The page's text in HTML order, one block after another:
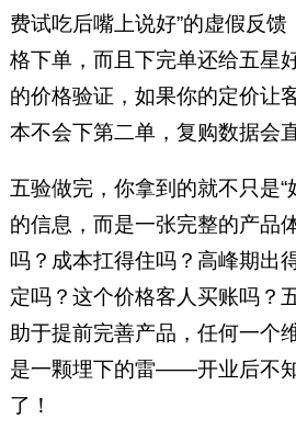
费试吃后嘴上说好”的虚假反
格下单，而且下完单还给五星
的价格验证，如果你的定价让
本不会下第二单，复购数据会
五验做完，你拿到的就不只是“
的信息，而是一张完整的产品
吗？成本扛得住吗？高峰期出
定吗？这个价格客人买账吗？
助于提前完善产品，任何一个
是一颗埋下的雷——开业后不
了！